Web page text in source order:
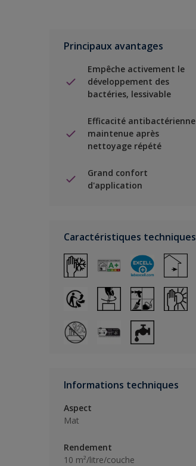
Principaux avantages
Empêche activement le
développement des
bactéries, lessivable
Efficacité antibactérienne
maintenue après
nettoyage répété
Grand confort
d'application
Caractéristiques techniques
Informations techniques
Aspect
Mat
Rendement
10 m²/litre/couche